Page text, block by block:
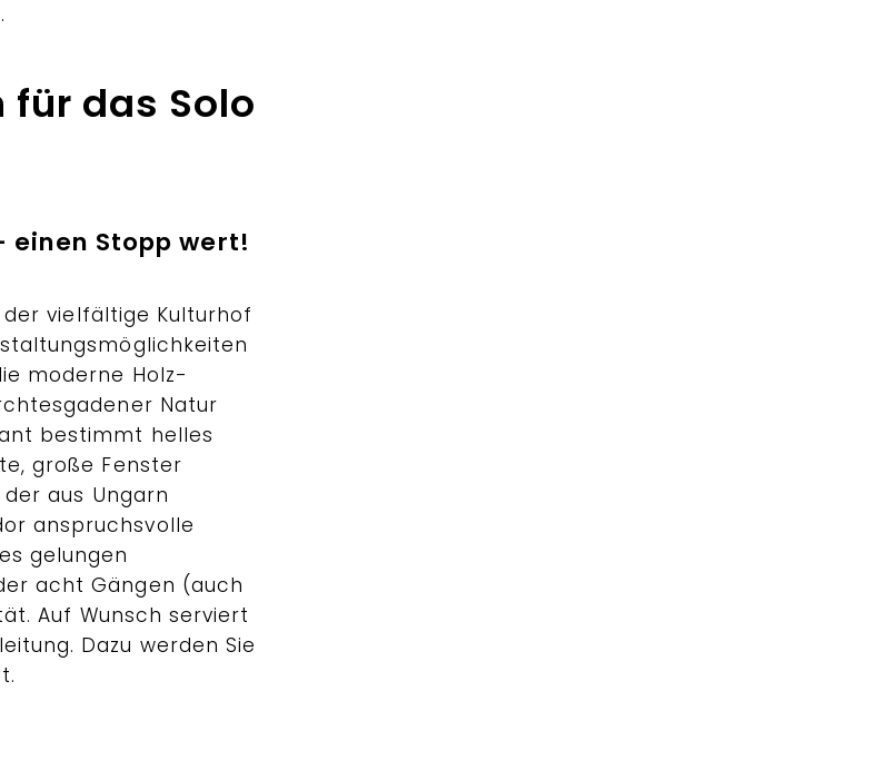
für das Solo
einen Stopp wert!
vielfältige Kulturhof
moderne Holz-
Natur
bestimmt helles
große Fenster
aus Ungarn
anspruchsvolle
gelungen
acht Gängen (auch
Auf Wunsch serviert
Dazu werden Sie